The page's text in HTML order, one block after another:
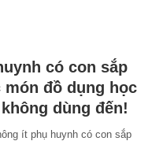
có con sắp
đồ dụng học
dùng đến!
ít phụ huynh có con sắp